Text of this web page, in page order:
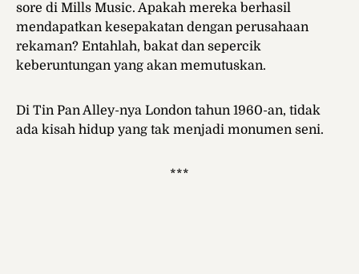
sore di Mills Music. Apakah mereka berhasil
mendapatkan kesepakatan dengan perusahaan
rekaman? Entahlah, bakat dan sepercik
keberuntungan yang akan memutuskan.
Di Tin Pan Alley-nya London tahun 1960-an, tidak
ada kisah hidup yang tak menjadi monumen seni.
***